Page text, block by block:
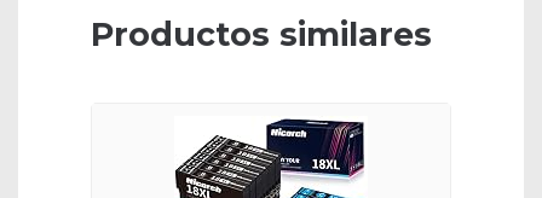
Productos similares